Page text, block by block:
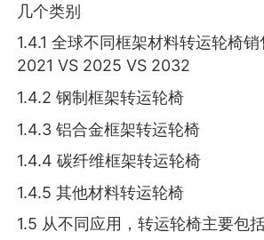
几个类别
1.4.1 全球不同框架材料转运轮椅
2021 VS 2025 VS 2032
1.4.2 钢制框架转运轮椅
1.4.3 铝合金框架转运轮椅
1.4.4 碳纤维框架转运轮椅
1.4.5 其他材料转运轮椅
1.5 从不同应用，转运轮椅主要包